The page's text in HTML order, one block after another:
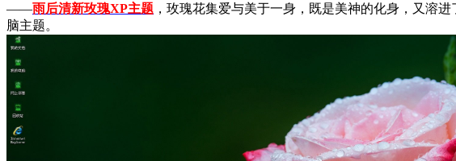
——雨后清新玫瑰XP主题 ，玫瑰花集爱与美于一身，既是美神的化身，又溶
脑主题。